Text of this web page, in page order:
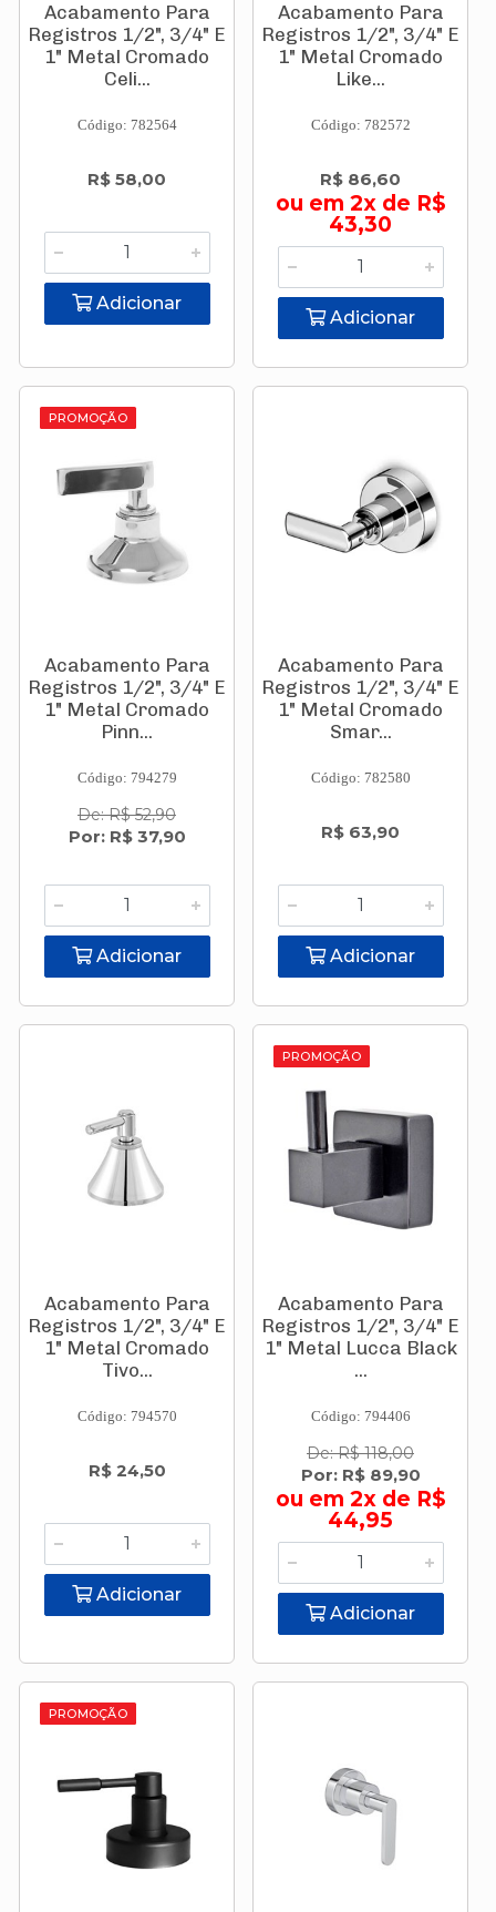
Acabamento Para
Registros 1/2", 3/4" E
1" Metal Cromado
Celi...
Código: 782564
R$ 58,00
Adicionar
Acabamento Para
Registros 1/2", 3/4" E
1" Metal Cromado
Like...
Código: 782572
R$ 86,60
ou em 2x de R$
43,30
Adicionar
PROMOÇÃO
Acabamento Para
Registros 1/2", 3/4" E
1" Metal Cromado
Pinn...
Código: 794279
De: R$ 52,90
Por: R$ 37,90
Adicionar
Acabamento Para
Registros 1/2", 3/4" E
1" Metal Cromado
Smar...
Código: 782580
R$ 63,90
Adicionar
Acabamento Para
Registros 1/2", 3/4" E
1" Metal Cromado
Tivo...
Código: 794570
R$ 24,50
Adicionar
PROMOÇÃO
Acabamento Para
Registros 1/2", 3/4" E
1" Metal Lucca Black
...
Código: 794406
De: R$ 118,00
Por: R$ 89,90
ou em 2x de R$
44,95
Adicionar
PROMOÇÃO